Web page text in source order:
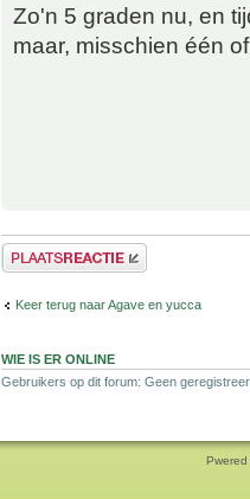
Zo'n 5 graden nu, en
maar, misschien één
Plaats een reactie
Keer terug naar Agave en yucca
WIE IS ER ONLINE
Gebruikers op dit forum: Geen